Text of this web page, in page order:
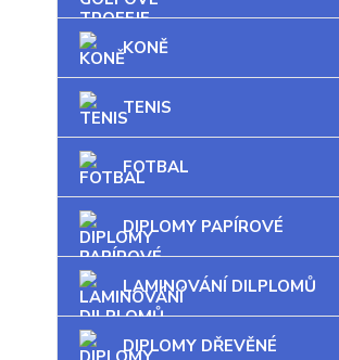
KONĚ
TENIS
FOTBAL
DIPLOMY PAPÍROVÉ
LAMINOVÁNÍ DILPLOMŮ
DIPLOMY DŘEVĚNÉ